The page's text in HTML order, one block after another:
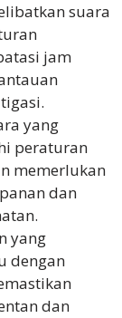
suara
jam
yang
peraturan
memerlukan
dan
yang
dengan
dan